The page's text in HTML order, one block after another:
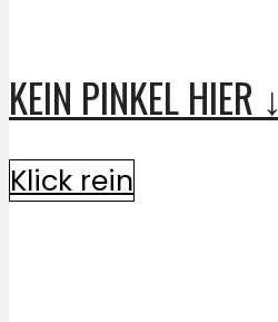
KEIN PINKEL HIER ↓
Klick rein